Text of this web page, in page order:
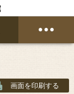
画面を印刷する